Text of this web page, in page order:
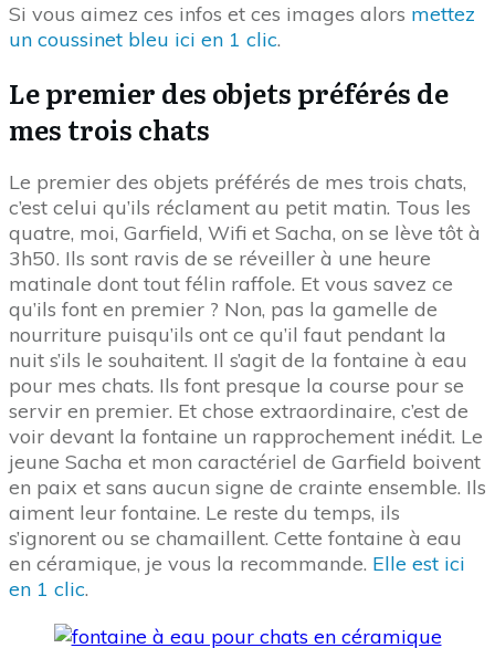
Si vous aimez ces infos et ces images alors mettez
un coussinet bleu ici en 1 clic.
Le premier des objets préférés de
mes trois chats
Le premier des objets préférés de mes trois chats,
c’est celui qu’ils réclament au petit matin. Tous les
quatre, moi, Garfield, Wifi et Sacha, on se lève tôt à
3h50. Ils sont ravis de se réveiller à une heure
matinale dont tout félin raffole. Et vous savez ce
qu’ils font en premier ? Non, pas la gamelle de
nourriture puisqu’ils ont ce qu’il faut pendant la
nuit s’ils le souhaitent. Il s’agit de la fontaine à eau
pour mes chats. Ils font presque la course pour se
servir en premier. Et chose extraordinaire, c’est de
voir devant la fontaine un rapprochement inédit. Le
jeune Sacha et mon caractériel de Garfield boivent
en paix et sans aucun signe de crainte ensemble. Ils
aiment leur fontaine. Le reste du temps, ils
s’ignorent ou se chamaillent. Cette fontaine à eau
en céramique, je vous la recommande. Elle est ici
en 1 clic.